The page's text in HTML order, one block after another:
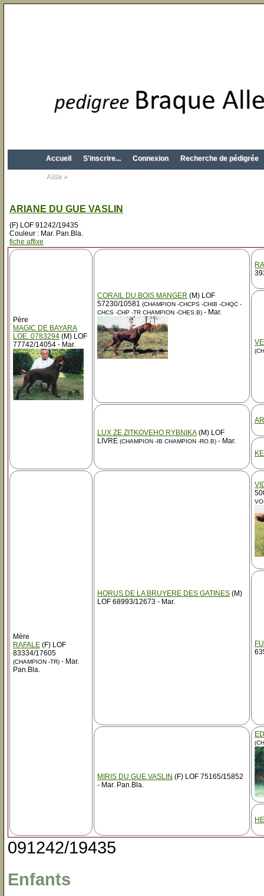
Accueil S'inscrire... Connexion Recherche de pédigrée
Aide »
ARIANE DU GUE VASLIN
(F) LOF 91242/19435
Couleur : Mar. Pan.Bla.
fiche affixe
Père
MAGIC DE BAYARA
LOE. 0783294 (M) LOF
77742/14054 - Mar.
CORAIL DU BOIS MANGER (M) LOF
57230/10581 (CHAMPION -CHCPS -CHIB -CHQC -
CHCS -CHP -TR CHAMPION -CHES.B) - Mar.
LUX ZE ZITKOVEHO RYBNIKA (M) LOF
LIVRE (CHAMPION -IB CHAMPION -RO.B) - Mar.
Mère
RAFALE (F) LOF
83334/17605
(CHAMPION -TR) - Mar.
Pan.Bla.
HORUS DE LA BRUYERE DES GATINES (M)
LOF 68993/12673 - Mar.
MIRIS DU GUE VASLIN (F) LOF 75165/15852
- Mar. Pan.Bla.
091242/19435
Enfants